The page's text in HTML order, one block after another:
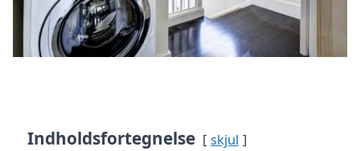
Indholdsfortegnelse skjul